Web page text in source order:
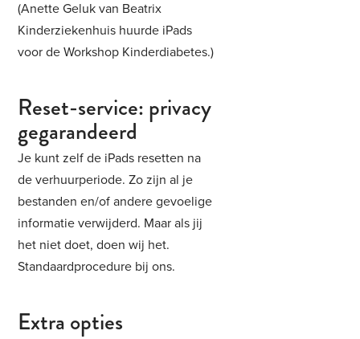
(Anette Geluk van Beatrix
Kinderziekenhuis huurde iPads
voor de Workshop Kinderdiabetes.)
Reset-service: privacy
gegarandeerd
Je kunt zelf de iPads resetten na
de verhuurperiode. Zo zijn al je
bestanden en/of andere gevoelige
informatie verwijderd. Maar als jij
het niet doet, doen wij het.
Standaardprocedure bij ons.
Extra opties